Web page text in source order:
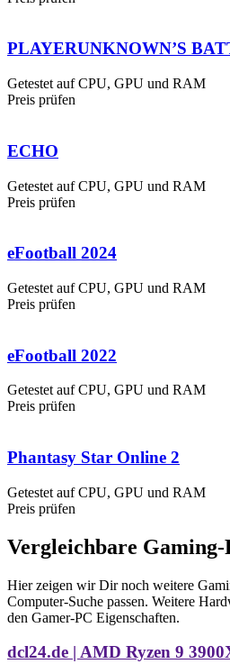
PLAYERUNKNOWN’S
Getestet auf CPU, GPU und RAM
Preis prüfen
ECHO
Getestet auf CPU, GPU und RAM
Preis prüfen
eFootball 2024
Getestet auf CPU, GPU und RAM
Preis prüfen
eFootball 2022
Getestet auf CPU, GPU und RAM
Preis prüfen
Phantasy Star Online 2
Getestet auf CPU, GPU und RAM
Preis prüfen
Vergleichbare Gaming-
Hier zeigen wir Dir noch weitere
Computer-Suche passen. Weitere
den Gamer-PC Eigenschaften.
dcl24.de | AMD Ryzen 9